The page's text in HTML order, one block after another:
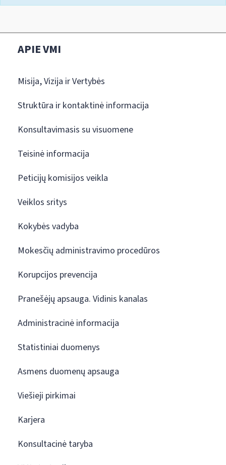
APIE VMI
Misija, Vizija ir Vertybės
Struktūra ir kontaktinė informacija
Konsultavimasis su visuomene
Teisinė informacija
Peticijų komisijos veikla
Veiklos sritys
Kokybės vadyba
Mokesčių administravimo procedūros
Korupcijos prevencija
Pranešėjų apsauga. Vidinis kanalas
Administracinė informacija
Statistiniai duomenys
Asmens duomenų apsauga
Viešieji pirkimai
Karjera
Konsultacinė taryba